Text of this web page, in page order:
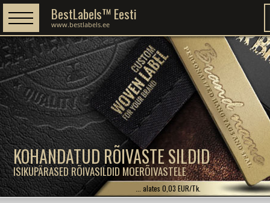
KOHANDATUD RÕIVASTE SILDID
ISIKUPÄRASED RÕIVASILDID MOERÕIVASTELE
BestLabels™ Eesti
www.bestlabels.ee
... alates 0,03 EUR/Tk.